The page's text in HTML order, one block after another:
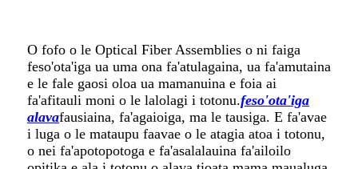
O fofo o le Optical Fiber Assemblies o ni faiga
feso'ota'iga ua uma ona fa'atulagaina, ua fa'amutaina
e le fale gaosi oloa ua mamanuina e foia ai
fa'afitauli moni o le lalolagi i totonu.feso'ota'iga
alavafausiaina, fa'agaioiga, ma le tausiga. E fa'avae
i luga o le mataupu faavae o le atagia atoa i totonu,
o nei fa'apotopotoga e fa'asalalauina fa'ailoilo